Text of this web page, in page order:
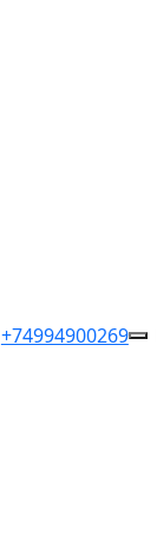
+74994900269